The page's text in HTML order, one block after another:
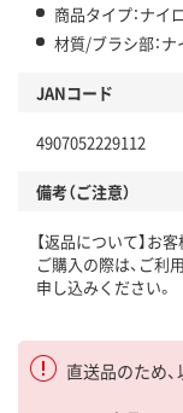
商品タイプ：ナイ
材質/ブラシ部：ナ
JANコード
4907052229112
備考（ご注意）
【返品について】お
ご購入の際は、ご利
申し込みください。
直送品のため